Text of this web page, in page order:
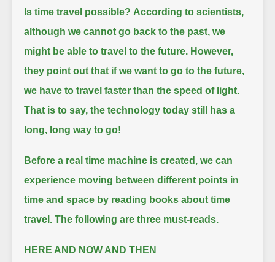
Is time travel possible? According to scientists,
although we cannot go back to the past, we
might be able to travel to the future. However,
they point out that if we want to go to the future,
we have to travel faster than the speed of light.
That is to say, the technology today still has a
long, long way to go!
Before a real time machine is created, we can
experience moving between different points in
time and space by reading books about time
travel. The following are three must-reads.
HERE AND NOW AND THEN